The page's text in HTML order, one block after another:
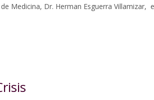
Medicina, Dr. Herman Esguerra Villamizar,